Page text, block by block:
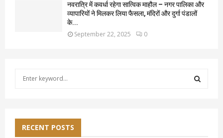
नवरात्रि में कवर्धा रहेगा सात्विक माहौल – नगर पालिका और
व्यापारियों ने मिलकर लिया फैसला, मंदिरों और दुर्गा पंडालों
के...
September 22, 2025 0
RECENT POSTS